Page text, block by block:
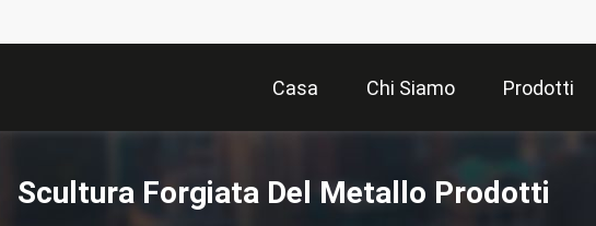
Casa Chi Siamo Prodotti
Scultura Forgiata Del Metallo Prodotti